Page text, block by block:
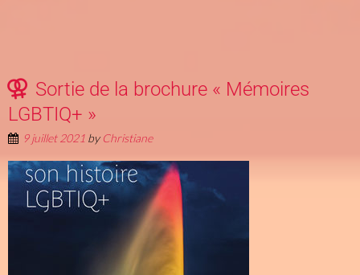
Sortie de la brochure « Mémoires
LGBTIQ+ »
9 juillet 2021 byChristiane